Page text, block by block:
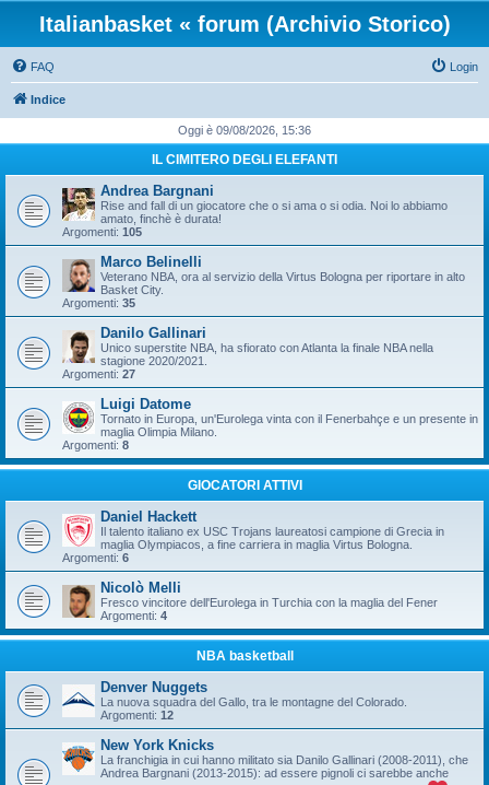
Italianbasket « forum (Archivio Storico)
FAQ Login
Indice
Oggi è 09/08/2026, 15:36
IL CIMITERO DEGLI ELEFANTI
Andrea Bargnani
Rise and fall di un giocatore che o si ama o si odia. Noi lo abbiamo
amato, finchè è durata!
Argomenti: 105
Marco Belinelli
Veterano NBA, ora al servizio della Virtus Bologna per riportare in alto
Basket City.
Argomenti: 35
Danilo Gallinari
Unico superstite NBA, ha sfiorato con Atlanta la finale NBA nella
stagione 2020/2021.
Argomenti: 27
Luigi Datome
Tornato in Europa, un'Eurolega vinta con il Fenerbahçe e un presente in
maglia Olimpia Milano.
Argomenti: 8
GIOCATORI ATTIVI
Daniel Hackett
Il talento italiano ex USC Trojans laureatosi campione di Grecia in
maglia Olympiacos, a fine carriera in maglia Virtus Bologna.
Argomenti: 6
Nicolò Melli
Fresco vincitore dell'Eurolega in Turchia con la maglia del Fener
Argomenti: 4
NBA basketball
Denver Nuggets
La nuova squadra del Gallo, tra le montagne del Colorado.
Argomenti: 12
New York Knicks
La franchigia in cui hanno militato sia Danilo Gallinari (2008-2011), che
Andrea Bargnani (2013-2015): ad essere pignoli ci sarebbe anche